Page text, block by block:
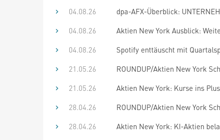
04.08.26
dpa-AFX-Überblick:
04.08.26
Aktien New York Ausblick:
04.08.26
Spotify enttäuscht mit
21.05.26
ROUNDUP/Aktien New York
21.05.26
Aktien New York: Kurse ins
28.04.26
ROUNDUP/Aktien New York
28.04.26
Aktien New York: KI-Aktien